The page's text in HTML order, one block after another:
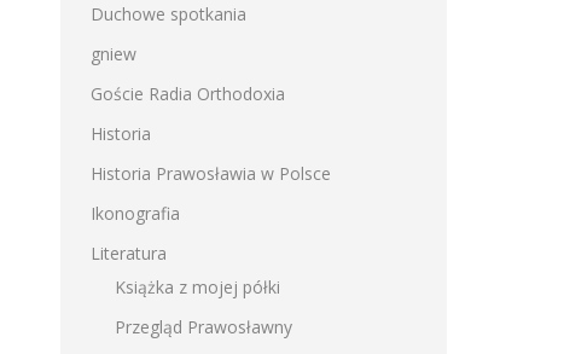
Duchowe spotkania
gniew
Goście Radia Orthodoxia
Historia
Historia Prawosławia w Polsce
Ikonografia
Literatura
Książka z mojej półki
Przegląd Prawosławny